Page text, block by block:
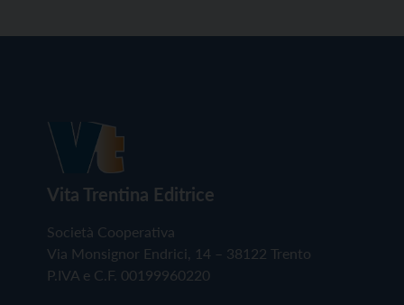
Vita Trentina Editrice
Società Cooperativa
Via Monsignor Endrici, 14 – 38122 Trento
P.IVA e C.F. 00199960220